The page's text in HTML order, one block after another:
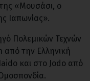
της «Μουσάσι, ο
Ιαπωνίας».
Πολεμικών Τεχνών
από την Ελληνική
και στο Jodo από